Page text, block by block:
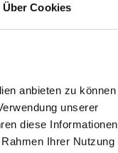
Über Cookies
anbieten zu können
unserer
diese Informationen
Ihrer Nutzung